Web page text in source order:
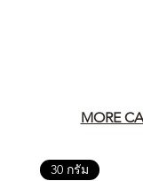
MORE
30 กรัม